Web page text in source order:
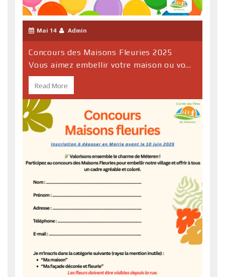
Mai 14 Admin
Concours des Maisons Fleuries 2025
Vous aimez embellir votre maison ou vo...
Read More